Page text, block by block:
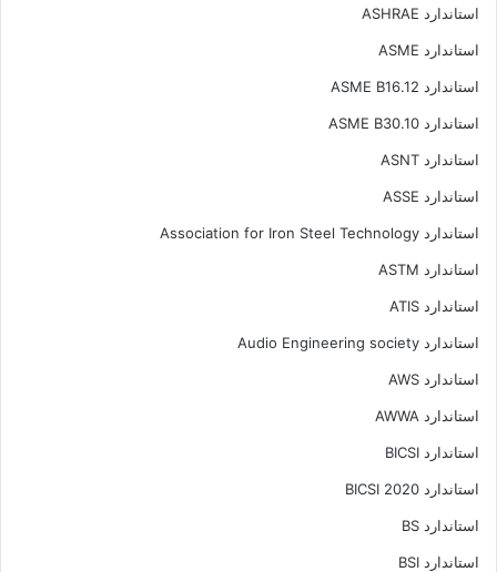
استاندارد ASHRAE
استاندارد ASME
استاندارد ASME B16.12
استاندارد ASME B30.10
استاندارد ASNT
استاندارد ASSE
استاندارد Association for Iron Steel Technology
استاندارد ASTM
استاندارد ATIS
استاندارد Audio Engineering society
استاندارد AWS
استاندارد AWWA
استاندارد BICSI
استاندارد BICSI 2020
استاندارد BS
استاندارد BSI